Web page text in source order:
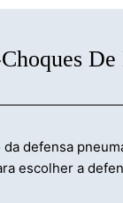
defensa
escolher a